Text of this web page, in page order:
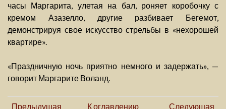
часы Маргарита, улетая на бал, роняет коробочку с
кремом Азазелло, другие разбивает Бегемот,
демонстрируя свое искусство стрельбы в «нехорошей
квартире».
«Праздничную ночь приятно немного и задержать», —
говорит Маргарите Воланд.
Предыдущая
К оглавлению
Следующая